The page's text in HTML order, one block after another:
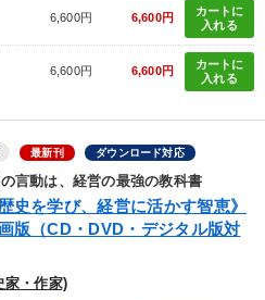
6,600円 6,600円
カートに
入れる
6,600円 6,600円
カートに
入れる
最新刊 ダウンロード対応
言動は、経営の最強の教科書
史を学び、経営に活かす智恵》
版（CD・DVD・デジタル版対
家・作家)